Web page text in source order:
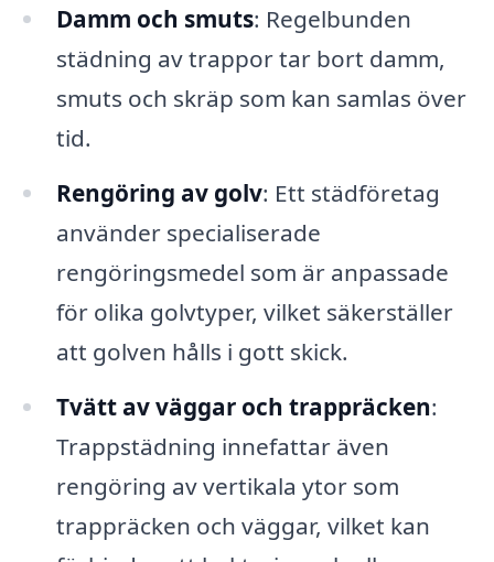
Damm och smuts: Regelbunden
städning av trappor tar bort damm,
smuts och skräp som kan samlas över
tid.
Rengöring av golv: Ett städföretag
använder specialiserade
rengöringsmedel som är anpassade
för olika golvtyper, vilket säkerställer
att golven hålls i gott skick.
Tvätt av väggar och trappräcken:
Trappstädning innefattar även
rengöring av vertikala ytor som
trappräcken och väggar, vilket kan